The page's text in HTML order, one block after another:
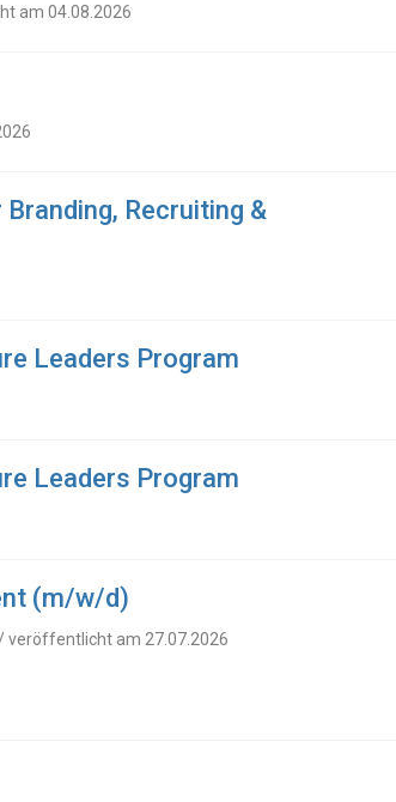
am 04.08.2026
Recruiting &
Leaders Program
Leaders Program
(m/w/d)
/ veröffentlicht am 27.07.2026